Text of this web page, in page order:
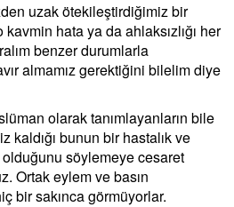
uzak ötekileştirdiğimiz bir
hata ya da ahlaksızlığı her
benzer durumlarla
almamız gerektiğini bilelim diye
olarak tanımlayanların bile
kaldığı bunun bir hastalık ve
söylemeye cesaret
Ortak eylem ve basın
bir sakınca görmüyorlar.